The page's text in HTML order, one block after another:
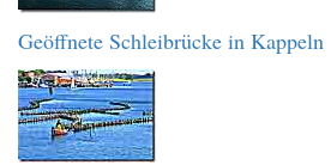
Geöffnete Schleibrücke in Kappeln